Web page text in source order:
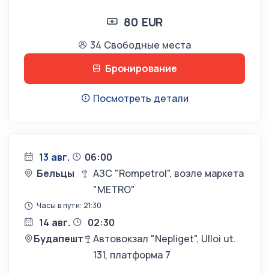
80 EUR
34 Свободные места
Бронирование
Посмотреть детали
13 авг.
06:00
Бельцы
АЗС "Rompetrol", возле маркета
"METRO"
Часы в пути: 21:30
14 авг.
02:30
Будапешт
Автовокзал "Nepliget", Ulloi ut.
131, платформа 7